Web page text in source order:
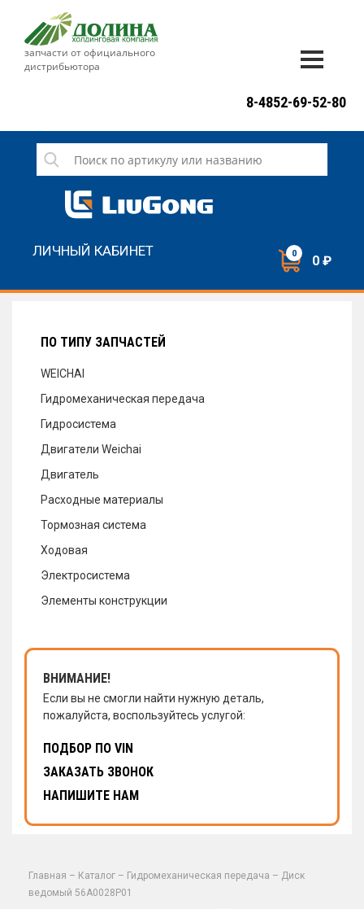
запчасти от официального
дистрибьютора
СЕРВИС
НОВОСТИ
8-4852-69-52-80
ЛИЧНЫЙ КАБИНЕТ 0 0 ₽
ПО ТИПУ ЗАПЧАСТЕЙ
WEICHAI
Гидромеханическая передача
Гидросистема
Двигатели Weichai
Двигатель
Расходные материалы
Тормозная система
Ходовая
Электросистема
Элементы конструкции
ВНИМАНИЕ!
Если вы не смогли найти нужную деталь,
пожалуйста, воспользуйтесь услугой:
ПОДБОР ПО VIN
ЗАКАЗАТЬ ЗВОНОК
НАПИШИТЕ НАМ
Главная – Каталог – Гидромеханическая передача – Диск
ведомый 56A0028P01